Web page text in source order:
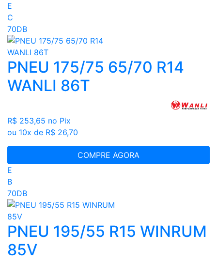
E
C
70DB
PNEU 175/75 65/70 R14
WANLI 86T
R$ 253,65 no Pix
ou 10x de R$ 26,70
COMPRE AGORA
E
B
70DB
PNEU 195/55 R15 WINRUM
85V